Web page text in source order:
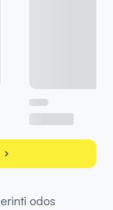
chevron_right
odos